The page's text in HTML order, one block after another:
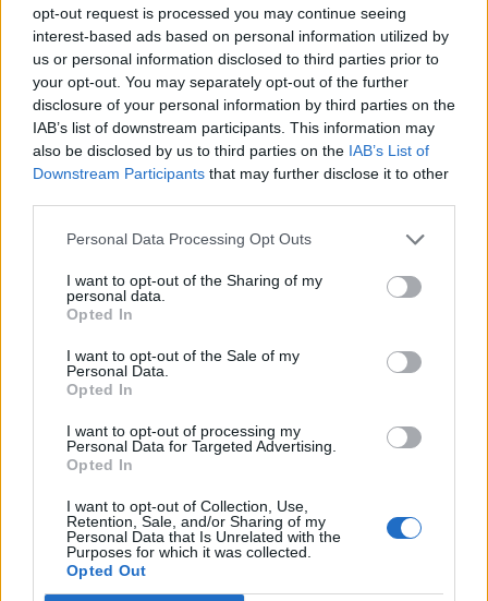
opt-out request is processed you may continue seeing
interest-based ads based on personal information utilized by
us or personal information disclosed to third parties prior to
your opt-out. You may separately opt-out of the further
disclosure of your personal information by third parties on the
IAB’s list of downstream participants. This information may
also be disclosed by us to third parties on the IAB’s List of
Downstream Participants that may further disclose it to other
Personal Data Processing Opt Outs
I want to opt-out of the Sharing of my
personal data.
Opted In
I want to opt-out of the Sale of my
Personal Data.
Opted In
I want to opt-out of processing my
Personal Data for Targeted Advertising.
Opted In
I want to opt-out of Collection, Use,
Retention, Sale, and/or Sharing of my
Personal Data that Is Unrelated with the
Purposes for which it was collected.
Opted Out
Portfolio
2024. október 02. 16:19
Megsemmisített az ukrán haderő egy orosz BM-21
Grad típusú rakéta-sorozatvetőt, pillanatokkal
azelőtt, hogy a fegyverrendszer tüzet nyitott volna
rájuk. Az esetről videó is készült.
A BM-21 Grad egy alapvetően régi, még a szovjet időkből
származó rakéta-sorozatvető. A második világháborúban
elhíresült Katyusák utódjaként hozták létre az 1960-as
években. Mind a 40 darab, 122 milliméteres rakétáját képes
kilőni 20 másodperc alatt, de egyenként, vagy kisebb
csoportokban is lehet azokat indítani néhány másodperces
időközönként. Elméletben három...
KEDVES OLVASÓNK!
A keresett cikk a portfolio.hu hírarchívumához
tartozik, melynek olvasása előfizetéses
regisztrációhoz kötött.